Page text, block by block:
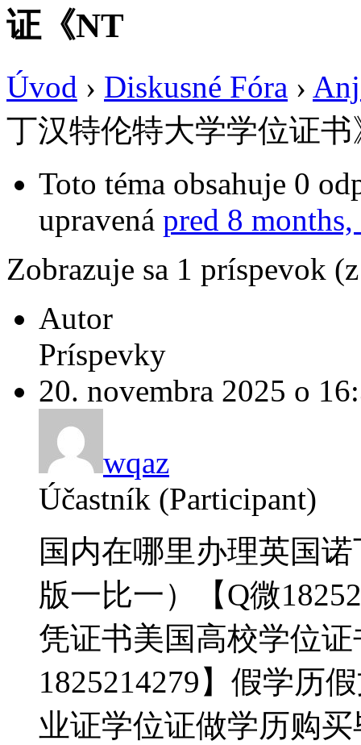
证《NT
Úvod › Diskusné Fóra ›
丁汉特伦特大学学位证
Toto téma obsahuje 0
upravená pred 8 months,
Zobrazuje sa 1 príspevok
Autor
Príspevky
20. novembra 2025 o
wqaz
Účastník (Participant)
国内在哪里办理英国
版一比一）【Q微
凭证书美国高校学位
1825214279】假学历
业证学位证做学历购